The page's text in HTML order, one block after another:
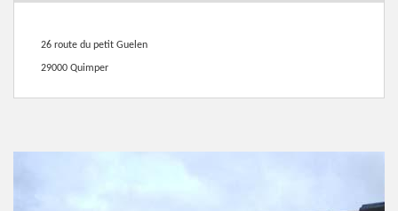
26 route du petit Guelen
29000 Quimper